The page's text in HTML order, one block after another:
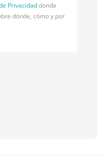
Privacidaddonde
dónde, cómo y por